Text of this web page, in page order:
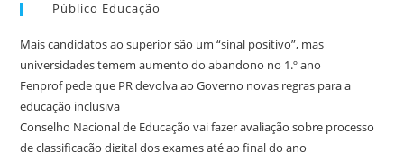
Público Educação
Mais candidatos ao superior são um “sinal positivo”, mas
universidades temem aumento do abandono no 1.º ano
Fenprof pede que PR devolva ao Governo novas regras para a
educação inclusiva
Conselho Nacional de Educação vai fazer avaliação sobre processo
de classificação digital dos exames até ao final do ano